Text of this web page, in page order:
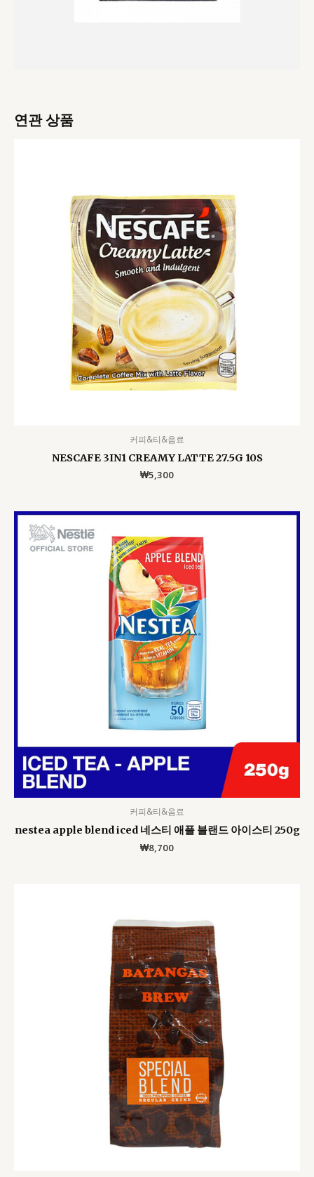
연관 상품
커피&티&음료
NESCAFE 3IN1 CREAMY LATTE 27.5G 10S
₩5,300
커피&티&음료
nestea apple blend iced 네스티 애플 블랜드 아이스티 250g
₩8,700